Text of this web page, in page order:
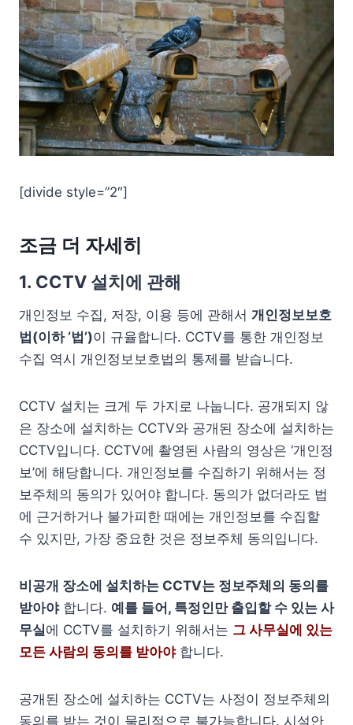
[divide style=”2″]
조금 더 자세히
1. CCTV 설치에 관해
개인정보 수집, 저장, 이용 등에 관해서 개인정보보호
법(이하 ‘법’)이 규율합니다. CCTV를 통한 개인정보
수집 역시 개인정보보호법의 통제를 받습니다.
CCTV 설치는 크게 두 가지로 나눕니다. 공개되지 않
은 장소에 설치하는 CCTV와 공개된 장소에 설치하는
CCTV입니다. CCTV에 촬영된 사람의 영상은 ‘개인정
보’에 해당합니다. 개인정보를 수집하기 위해서는 정
보주체의 동의가 있어야 합니다. 동의가 없더라도 법
에 근거하거나 불가피한 때에는 개인정보를 수집할
수 있지만, 가장 중요한 것은 정보주체 동의입니다.
비공개 장소에 설치하는 CCTV는 정보주체의 동의를
받아야합니다. 예를 들어, 특정인만 출입할 수 있는 사
무실에 CCTV를 설치하기 위해서는 그 사무실에 있는
모든 사람의 동의를 받아야합니다.
공개된 장소에 설치하는 CCTV는 사정이 정보주체의
동의를 받는 것이 물리적으로 불가능합니다. 시설안